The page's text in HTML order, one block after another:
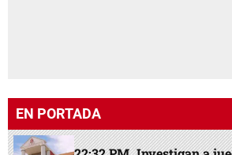
EN PORTADA